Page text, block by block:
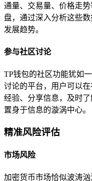
通量、交易量、价格走
盘，通过深入分析这些
发展趋势。
参与社区讨论
TP钱包的社区功能犹如
讨论的平台，用户可以
经验、分享信息，及时
置身于信息的漩涡中心。
精准风险评估
市场风险
加密货币市场恰似波涛